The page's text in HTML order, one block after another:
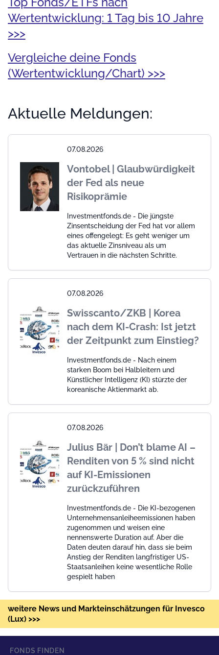
Wertentwicklung: 1 Tag bis 10 Jahre
>>>
Vergleiche deine Fonds
(Wertentwicklung/Chart) >>>
Aktuelle Meldungen:
07.08.2026
Vontobel | Glaubwürdigkeit
der Fed als neue
Risikoprämie
Investmentfonds.de - Die jüngste
Zinsentscheidung der Fed hat vor allem
eines offengelegt: Es geht weniger um
das aktuelle Zinsniveau als um
Vertrauen in die nächsten Schritte.
07.08.2026
Swisscanto/ZKB | Korea
nach dem KI-Crash: Ist jetzt
der Zeitpunkt zum Einstieg?
Investmentfonds.de - Nach einem
starken Boom bei Halbleitern und
Künstlicher Intelligenz (KI) stürzte der
koreanische Aktienmarkt ab.
07.08.2026
Julius Bär | Don’t blame AI –
Renditen von 5 % sind nicht
auf KI-Emissionen
zurückzuführen
Investmentfonds.de - Die KI-bezogenen
Unternehmensanleiheemissionen haben
zugenommen und weisen eine
nennenswerte Duration auf. Aber die
Daten deuten darauf hin, dass sie beim
Anstieg der Renditen langfristiger US-
Staatsanleihen keine wesentliche Rolle
gespielt haben
weitere News und Markteinschätzungen für Invesco
(Lux) >>>
FONDS FINDEN